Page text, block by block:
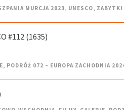
MURCJA 2023, UNESCO, ZABYTKI
#112 (1635)
, PODRÓŻ 072 – EUROPA ZACHODNIA